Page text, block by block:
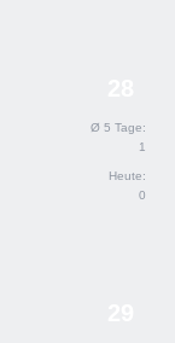
Ø 5 Tage:
1
Heute:
0